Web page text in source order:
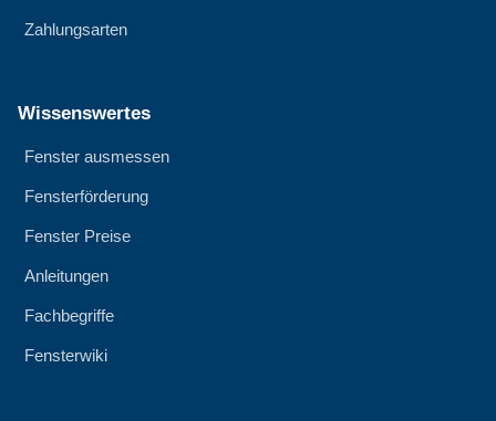
Zahlungsarten
Wissenswertes
Fenster ausmessen
Fensterförderung
Fenster Preise
Anleitungen
Fachbegriffe
Fensterwiki